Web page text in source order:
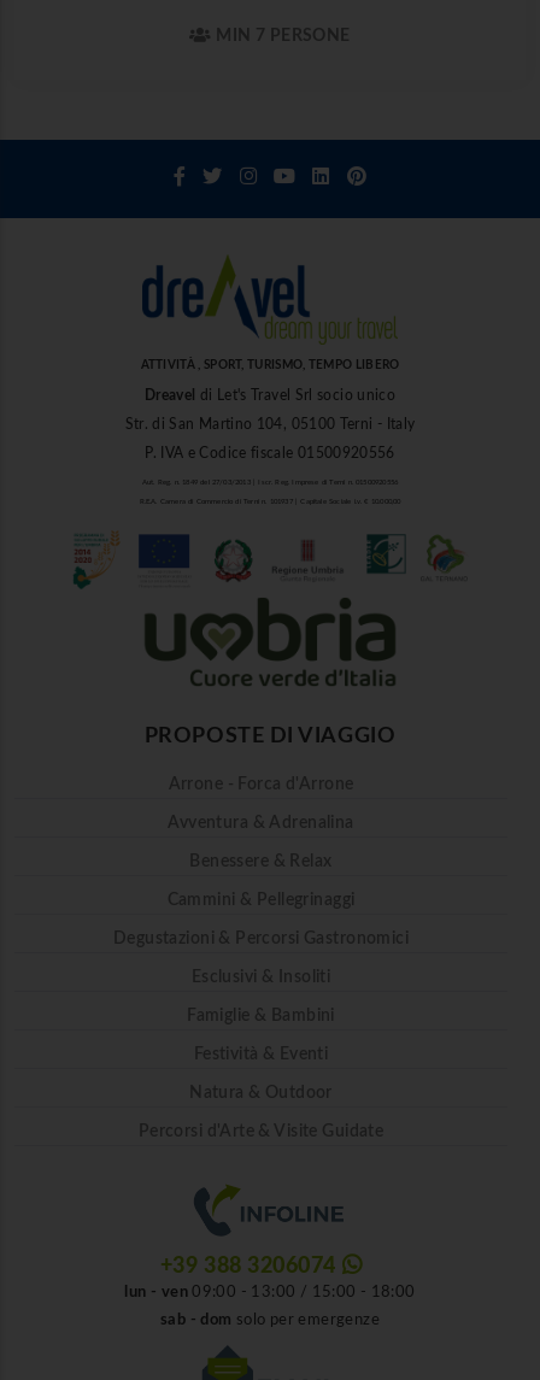
MIN 7 PERSONE
ATTIVITÀ , SPORT, TURISMO, TEMPO LIBERO
Dreavel
di Let's Travel Srl socio unico
Str. di San Martino 104, 05100 Terni - Italy
P. IVA e Codice fiscale 01500920556
Aut. Reg. n. 1849 del 27/03/2013 | Iscr. Reg. Imprese di Terni n. 01500920556
R.E.A. Camera di Commercio di Terni n. 101937 | Capitale Sociale i.v. € 10.000,00
PROPOSTE DI VIAGGIO
Arrone - Forca d'Arrone
Avventura & Adrenalina
Benessere & Relax
Cammini & Pellegrinaggi
Degustazioni & Percorsi Gastronomici
Esclusivi & Insoliti
Famiglie & Bambini
Festività & Eventi
Natura & Outdoor
Percorsi d'Arte & Visite Guidate
+39 388 3206074
lun - ven09:00 - 13:00 / 15:00 - 18:00
sab - dom solo per emergenze